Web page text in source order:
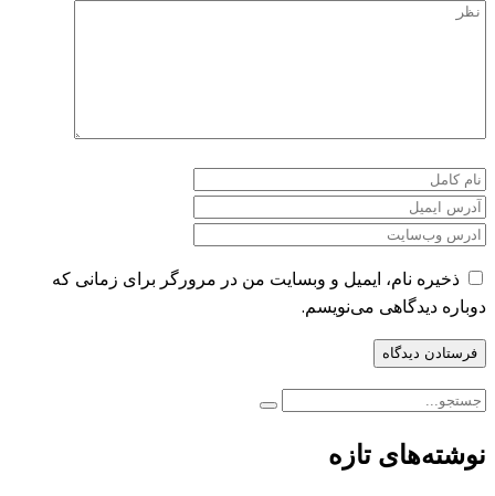
ذخیره نام، ایمیل و وبسایت من در مرورگر برای زمانی که
دوباره دیدگاهی می‌نویسم.
نوشته‌های تازه